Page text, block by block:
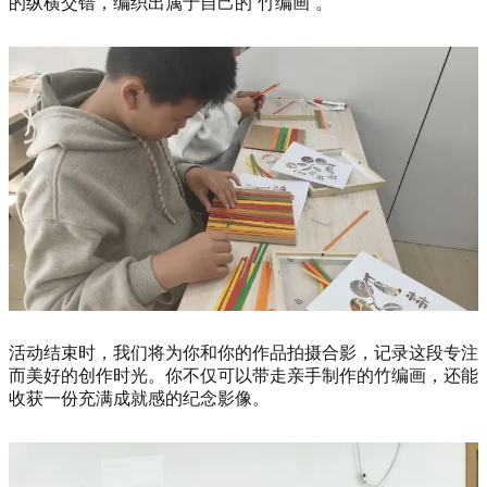
活动结束时，我们将为你和你的作品拍摄合影，记录这段专注
而美好的创作时光。你不仅可以带走亲手制作的竹编画，还能
收获一份充满成就感的纪念影像。